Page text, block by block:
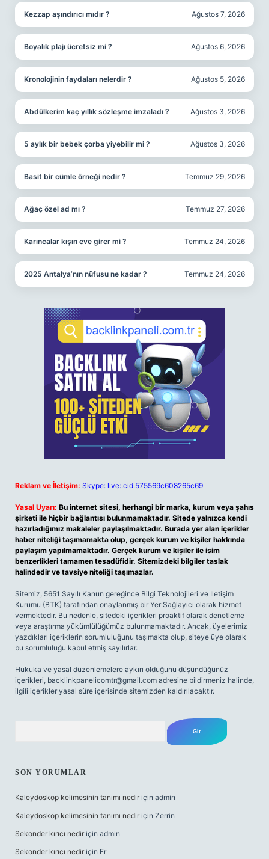
Kezzap aşındırıcı mıdır ? Ağustos 7, 2026
Boyalık plajı ücretsiz mi ? Ağustos 6, 2026
Kronolojinin faydaları nelerdir ? Ağustos 5, 2026
Abdülkerim kaç yıllık sözleşme imzaladı ? Ağustos 3, 2026
5 aylık bir bebek çorba yiyebilir mi ? Ağustos 3, 2026
Basit bir cümle örneği nedir ? Temmuz 29, 2026
Ağaç özel ad mı ? Temmuz 27, 2026
Karıncalar kışın eve girer mi ? Temmuz 24, 2026
2025 Antalya’nın nüfusu ne kadar ? Temmuz 24, 2026
Reklam ve İletişim: Skype: live:.cid.575569c608265c69
Yasal Uyarı: Bu internet sitesi, herhangi bir marka, kurum veya şahıs
şirketi ile hiçbir bağlantısı bulunmamaktadır. Sitede yalnızca kendi
hazırladığımız makaleler paylaşılmaktadır. Burada yer alan içerikler
haber niteliği taşımamakta olup, gerçek kurum ve kişiler hakkında
paylaşım yapılmamaktadır. Gerçek kurum ve kişiler ile isim
benzerlikleri tamamen tesadüfidir. Sitemizdeki bilgiler taslak
halindedir ve tavsiye niteliği taşımazlar.
Sitemiz, 5651 Sayılı Kanun gereğince Bilgi Teknolojileri ve İletişim
Kurumu (BTK) tarafından onaylanmış bir Yer Sağlayıcı olarak hizmet
vermektedir. Bu nedenle, sitedeki içerikleri proaktif olarak denetleme
veya araştırma yükümlülüğümüz bulunmamaktadır. Ancak, üyelerimiz
yazdıkları içeriklerin sorumluluğunu taşımakta olup, siteye üye olarak
bu sorumluluğu kabul etmiş sayılırlar.
Hukuka ve yasal düzenlemelere aykırı olduğunu düşündüğünüz
içerikleri, backlinkpanelicomtr@gmail.com adresine bildirmeniz halinde,
ilgili içerikler yasal süre içerisinde sitemizden kaldırılacaktır.
SON YORUMLAR
Kaleydoskop kelimesinin tanımı nedir için admin
Kaleydoskop kelimesinin tanımı nedir için Zerrin
Sekonder kırıcı nedir için admin
Sekonder kırıcı nedir için Er